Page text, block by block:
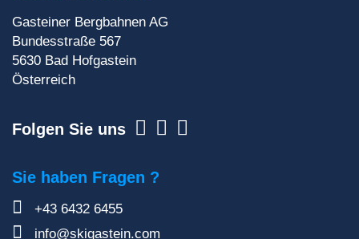
Zur Newsletteranmeldung
Gasteiner Bergbahnen AG
Bundesstraße 567
5630 Bad Hofgastein
Österreich
Folgen Sie uns
Sie haben Fragen ?
+43 6432 6455
info@skigastein.com